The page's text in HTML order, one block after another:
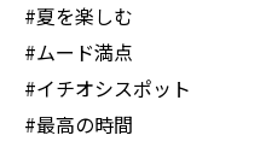
#夏を楽しむ
#ムード満点
#イチオシスポット
#最高の時間